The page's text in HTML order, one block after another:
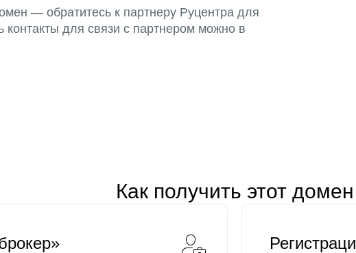
— обратитесь к партнеру Руцентра для
контакты для связи с партнером можно в
Как получить этот домен